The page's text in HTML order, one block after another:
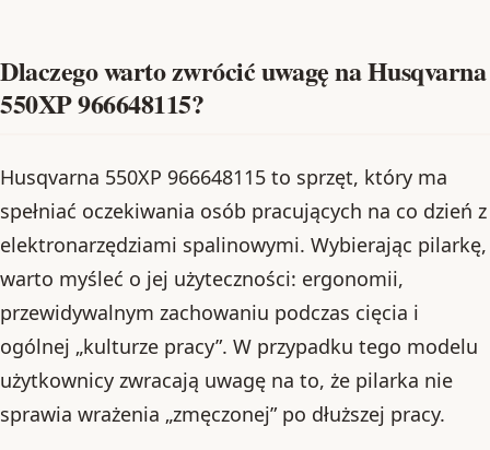
Dlaczego warto zwrócić uwagę na Husqvarna
550XP 966648115?
Husqvarna 550XP 966648115 to sprzęt, który ma
spełniać oczekiwania osób pracujących na co dzień z
elektronarzędziami spalinowymi. Wybierając pilarkę,
warto myśleć o jej użyteczności: ergonomii,
przewidywalnym zachowaniu podczas cięcia i
ogólnej „kulturze pracy”. W przypadku tego modelu
użytkownicy zwracają uwagę na to, że pilarka nie
sprawia wrażenia „zmęczonej” po dłuższej pracy.